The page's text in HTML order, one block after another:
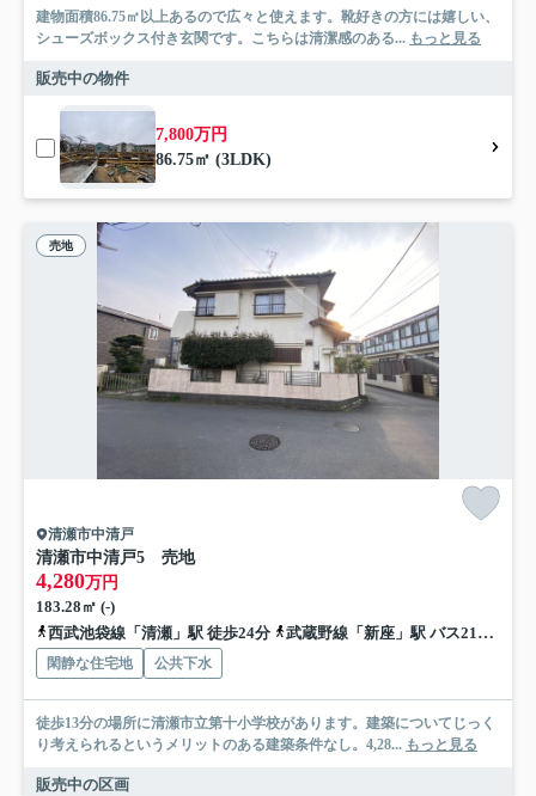
建物面積86.75㎡以上あるので広々と使えます。靴好きの方には嬉しい、
シューズボックス付き玄関です。こちらは清潔感のある... もっと見る
販売中の物件
7,800万円
86.75㎡ (3LDK)
売地
清瀬市中清戸
清瀬市中清戸5 売地
4,280万円
183.28㎡ (-)
西武池袋線「清瀬」駅 徒歩24分
武蔵野線「新座」駅 バス21分 西武バス「グリーンタウン清戸」 停歩3分
閑静な住宅地 公共下水
徒歩13分の場所に清瀬市立第十小学校があります。建築についてじっく
り考えられるというメリットのある建築条件なし。4,28... もっと見る
販売中の区画